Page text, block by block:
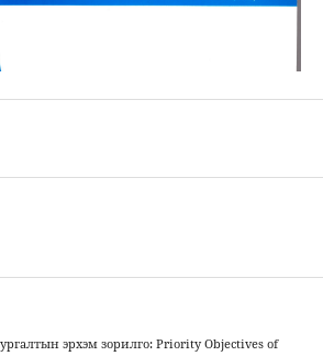
эрхэм зорилго: Priority Objectives of